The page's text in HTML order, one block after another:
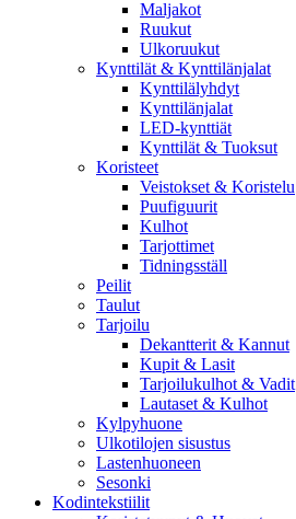
Maljakot
Ruukut
Ulkoruukut
Kynttilät & Kynttilänjalat
Kynttilälyhdyt
Kynttilänjalat
LED-kynttiät
Kynttilät & Tuoksut
Koristeet
Veistokset & Koristelu
Puufiguurit
Kulhot
Tarjottimet
Tidningsställ
Peilit
Taulut
Tarjoilu
Dekantterit & Kannut
Kupit & Lasit
Tarjoilukulhot & Vadit
Lautaset & Kulhot
Kylpyhuone
Ulkotilojen sisustus
Lastenhuoneen
Sesonki
Kodintekstiilit